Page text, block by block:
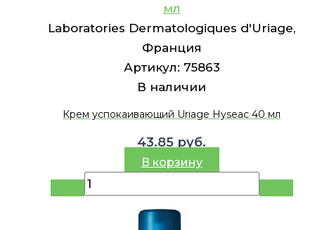
мл
Laboratories Dermatologiques d'Uriage,
Франция
Артикул: 75863
В наличии
Крем успокаивающий Uriage Hyseac 40 мл
43.85 руб.
В корзину